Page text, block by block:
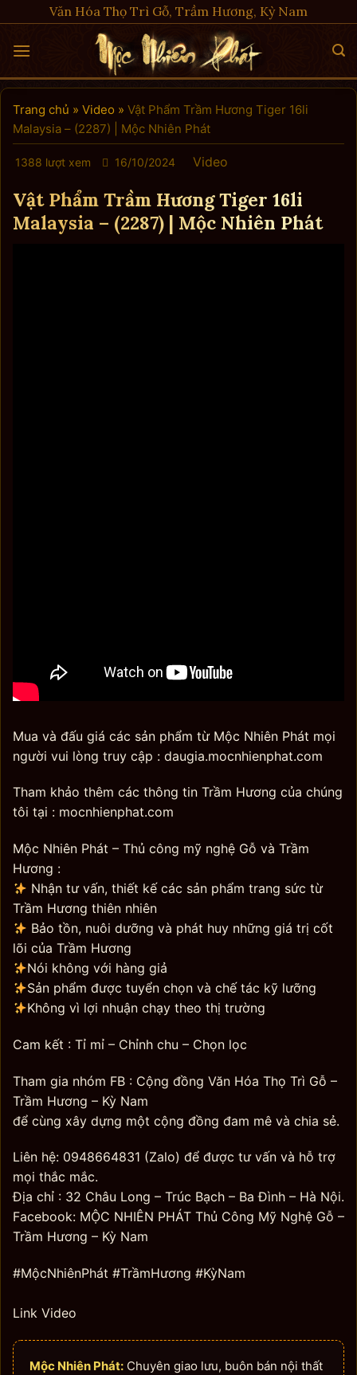
to
content
Văn Hóa Thọ Trì Gỗ, Trầm Hương, Kỳ Nam
Trang chủ » Video » Vật Phẩm Trầm Hương Tiger 16li
Malaysia – (2287) | Mộc Nhiên Phát
1388 lượt xem 16/10/2024 Video
Vật Phẩm Trầm Hương Tiger 16li
Malaysia – (2287) | Mộc Nhiên Phát
Mua và đấu giá các sản phẩm từ Mộc Nhiên Phát mọi
người vui lòng truy cập : daugia.mocnhienphat.com
Tham khảo thêm các thông tin Trầm Hương của chúng
tôi tại : mocnhienphat.com
Mộc Nhiên Phát – Thủ công mỹ nghệ Gỗ và Trầm
Hương :
Nhận tư vấn, thiết kế các sản phẩm trang sức từ
Trầm Hương thiên nhiên
Bảo tồn, nuôi dưỡng và phát huy những giá trị cốt
lõi của Trầm Hương
Nói không với hàng giả
Sản phẩm được tuyển chọn và chế tác kỹ lưỡng
Không vì lợi nhuận chạy theo thị trường
Cam kết : Tỉ mỉ – Chỉnh chu – Chọn lọc
Tham gia nhóm FB : Cộng đồng Văn Hóa Thọ Trì Gỗ –
Trầm Hương – Kỳ Nam
để cùng xây dựng một cộng đồng đam mê và chia sẻ.
Liên hệ: 0948664831 (Zalo) để được tư vấn và hỗ trợ
mọi thắc mắc.
Địa chỉ : 32 Châu Long – Trúc Bạch – Ba Đình – Hà Nội.
Facebook: MỘC NHIÊN PHÁT Thủ Công Mỹ Nghệ Gỗ –
Trầm Hương – Kỳ Nam
#MộcNhiênPhát #TrầmHương #KỳNam
Link Video
Mộc Nhiên Phát: Chuyên giao lưu, buôn bán nội thất